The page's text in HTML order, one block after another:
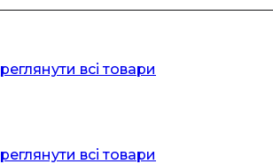
всі товари
всі товари